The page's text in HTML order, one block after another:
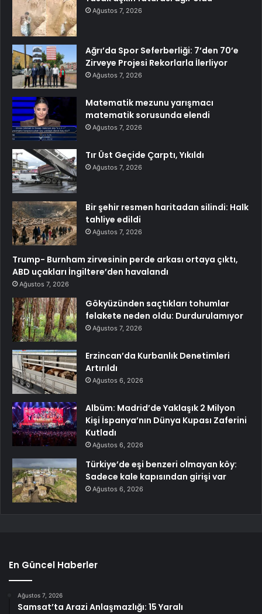
Ağustos 7, 2026
Ağrı’da Spor Seferberliği: 7’den 70’e
Zirveye Projesi Rekorlarla İlerliyor
Ağustos 7, 2026
Matematik mezunu yarışmacı
matematik sorusunda elendi
Ağustos 7, 2026
Tır Üst Geçide Çarptı, Yıkıldı
Ağustos 7, 2026
Bir şehir resmen haritadan silindi: Halk
tahliye edildi
Ağustos 7, 2026
Trump- Burnham zirvesinin perde arkası ortaya çıktı,
ABD uçakları İngiltere’den havalandı
Ağustos 7, 2026
Gökyüzünden saçtıkları tohumlar
felakete neden oldu: Durdurulamıyor
Ağustos 7, 2026
Erzincan’da Kurbanlık Denetimleri
Artırıldı
Ağustos 6, 2026
Albüm: Madrid’de Yaklaşık 2 Milyon
Kişi İspanya’nın Dünya Kupası Zaferini
Kutladı
Ağustos 6, 2026
Türkiye’de eşi benzeri olmayan köy:
Sadece kale kapısından girişi var
Ağustos 6, 2026
En Güncel Haberler
Ağustos 7, 2026
Samsat’ta Arazi Anlaşmazlığı: 15 Yaralı